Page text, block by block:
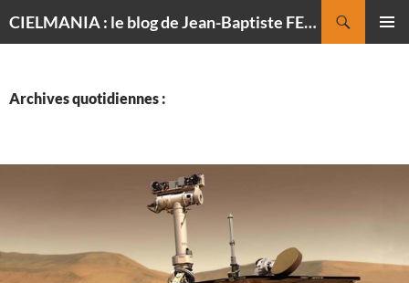
CIELMANIA : le blog de Jean-Baptiste FELDMANN, photographe du ciel
Archives quotidiennes :